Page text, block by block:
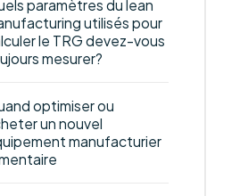
paramètres du lean
utilisés pour
le TRG devez-vous
mesurer?
optimiser ou
un nouvel
manufacturier